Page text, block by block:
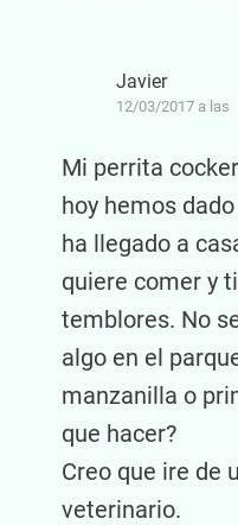
Javier
12/03/2017 a las
Mi perrita
hoy hemos
ha llegado a
quiere comer y
temblores. No
algo en el
manzanilla o
que hacer?
Creo que ire de
veterinario.